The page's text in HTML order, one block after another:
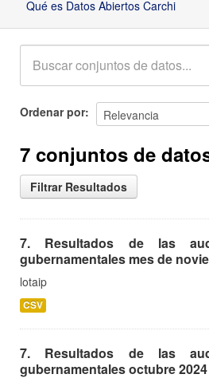
Qué es Datos Abiertos Carchi
Ordenar por
7 conjuntos de
Filtrar Resultados
7. Resultados de las
gubernamentales mes de
lotaip
CSV
7. Resultados de las
gubernamentales octubre 2024